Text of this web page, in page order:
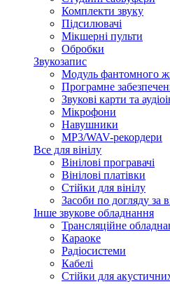
Комплекти звуку
Підсилювачі
Мікшерні пульти
Обробки
Звукозапис
Модуль фантомного
Програмне
Звукові карти та
Мікрофони
Навушники
MP3/WAV-рекордери
Все для вінілу
Вінілові програвачі
Вінілові платівки
Стійки для вінілу
Засоби по догляду за
Інше звукове обладнання
Трансляційне
Караоке
Радіосистеми
Кабелі
Стійки для